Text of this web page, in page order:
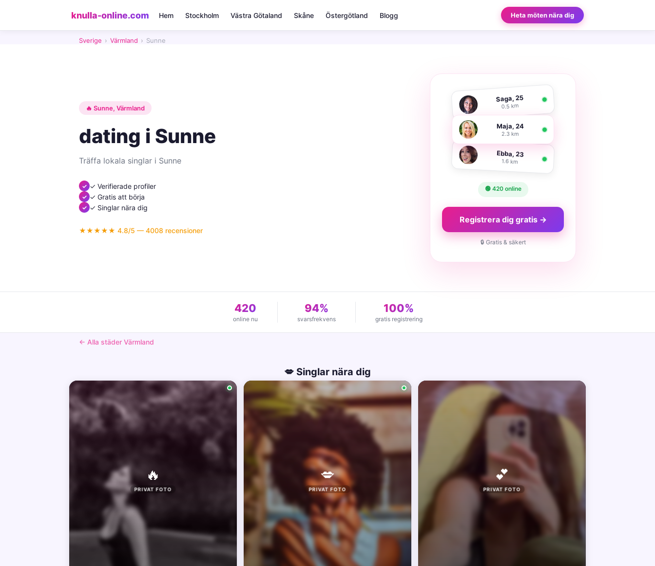
knulla-online.com Hem Stockholm Västra Götaland Skåne Östergötland Blogg Heta möten nära dig
Sverige › Värmland › Sunne
🔥 Sunne, Värmland
dating i Sunne
Träffa lokala singlar i Sunne
✓ Verifierade profiler
✓ Gratis att börja
✓ Singlar nära dig
★★★★★ 4.8/5 — 4008 recensioner
Saga, 25
0.5 km
Maja, 24
2.3 km
Ebba, 23
1.6 km
🟢 420 online
Registrera dig gratis →
🔒 Gratis & säkert
420
online nu
94%
svarsfrekvens
100%
gratis registrering
← Alla städer Värmland
💋 Singlar nära dig
🔥
PRIVAT FOTO
💋
PRIVAT FOTO
💕
PRIVAT FOTO